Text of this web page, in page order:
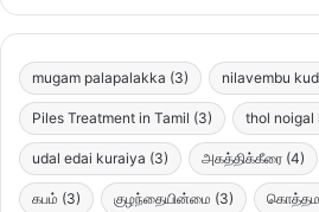
mugam palapalakka (3) nilavembu
Piles Treatment in Tamil (3) thol noigal
udal edai kuraiya (3) அகத்திக்கீரை (4)
கபம் (3) குழந்தையின்மை (3)